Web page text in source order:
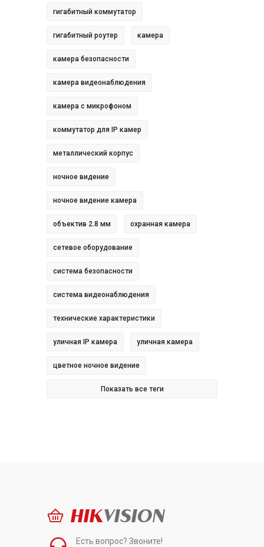
гигабитный коммутатор
гигабитный роутер камера
камера безопасности
камера видеонаблюдения
камера с микрофоном
коммутатор для IP камер
металлический корпус
ночное видение
ночное видение камера
объектив 2.8 мм охранная камера
сетевое оборудование
система безопасности
система видеонаблюдения
технические характеристики
уличная IP камера уличная камера
цветное ночное видение
Показать все теги
HIKVISION
Есть вопрос? Звоните!